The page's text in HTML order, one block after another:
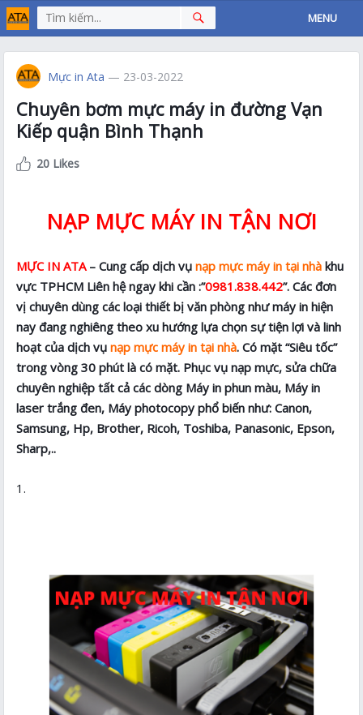
MENU
Mực in Ata — 23-03-2022
Chuyên bơm mực máy in đường Vạn
Kiếp quận Bình Thạnh
20 Likes
NẠP MỰC MÁY IN TẬN NƠI
MỰC IN ATA– Cung cấp dịch vụnạp mực máy in tại nhà khu
vực TPHCM Liên hệ ngay khi cần :”0981.838.442”. Các đơn
vị chuyên dùng các loại thiết bị văn phòng như máy in hiện
nay đang nghiêng theo xu hướng lựa chọn sự tiện lợi và linh
hoạt của dịch vụnạp mực máy in tại nhà. Có mặt “Siêu tốc”
trong vòng 30 phút là có mặt. Phục vụ nạp mực, sửa chữa
chuyên nghiệp tất cả các dòng Máy in phun màu, Máy in
laser trắng đen, Máy photocopy phổ biến như: Canon,
Samsung, Hp, Brother, Ricoh, Toshiba, Panasonic, Epson,
Sharp,..